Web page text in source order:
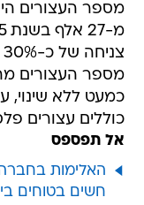
מספר העצורים
מספר העצורים
כוללים עצורים
אל תפספס
חשים בטוחים